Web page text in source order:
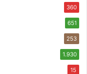
360
651
253
1.930
15